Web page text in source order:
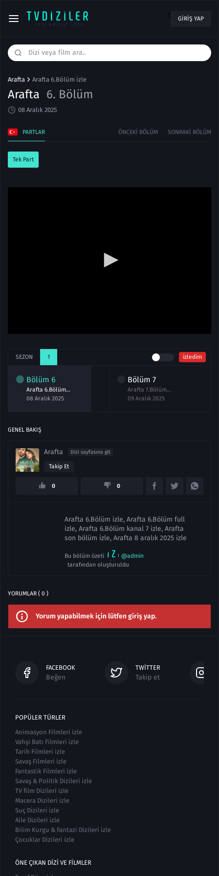
1 GIRIŞ YAP
Arafta Arafta 6.Bölüm izle
Arafta 6. Bölüm
08 Aralık 2025
PARTLAR ÖNCEKI BÖLÜM SONRAKI BÖLÜM
Tek Part
SEZON 1 izledim
Bölüm 6
Arafta 6.Bölüm izle
08 Aralık 2025
Bölüm 7
Arafta 7.Bölüm izle
09 Aralık 2025
GENEL BAKIŞ
Arafta Dizi sayfasına git
Takip Et
0 0
Arafta 6.Bölüm izle, Arafta 6.Bölüm full
izle, Arafta 6.Bölüm kanal 7 izle, Arafta
son bölüm izle, Arafta 8 aralık 2025 izle
Bu bölüm özeti
@admin
tarafından oluşturuldu
YORUMLAR ( 0 )
Yorum yapabilmek için lütfen giriş yap.
FACEBOOK
Beğen
TWITTER
Takip et
POPÜLER TÜRLER
Animasyon Filmleri izle
Vahşi Batı Filmleri izle
Tarih Filmleri izle
Savaş Filmleri izle
Fantastik Filmleri izle
Savaş & Politik Dizileri izle
TV film Dizileri izle
Macera Dizileri izle
Suç Dizileri izle
Aile Dizileri izle
Bilim Kurgu & Fantazi Dizileri izle
Çocuklar Dizileri izle
ÖNE ÇIKAN DIZI VE FILMLER